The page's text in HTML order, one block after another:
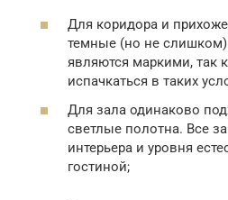
Для коридора и
темные (но не
являются маркими, так
испачкаться в таких
Для зала одинаково
светлые полотна. Все
интерьера и уровня
гостиной;